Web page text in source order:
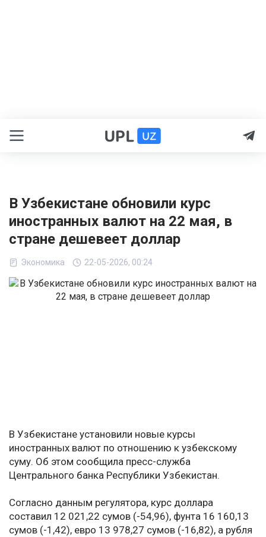
В Узбекистане обновили курс
иностранных валют на 22 мая, в
стране дешевеет доллар
Экономика 22-05-2026, 00:24
В Узбекистане установили новые курсы
иностранных валют по отношению к узбекскому
суму. Об этом сообщила пресс-служба
Центрального банка Республики Узбекистан.
Согласно данным регулятора, курс доллара
составил 12 021,22 сумов (-54,96), фунта 16 160,13
сумов (-1,42), евро 13 978,27 сумов (-16,82), а рубля